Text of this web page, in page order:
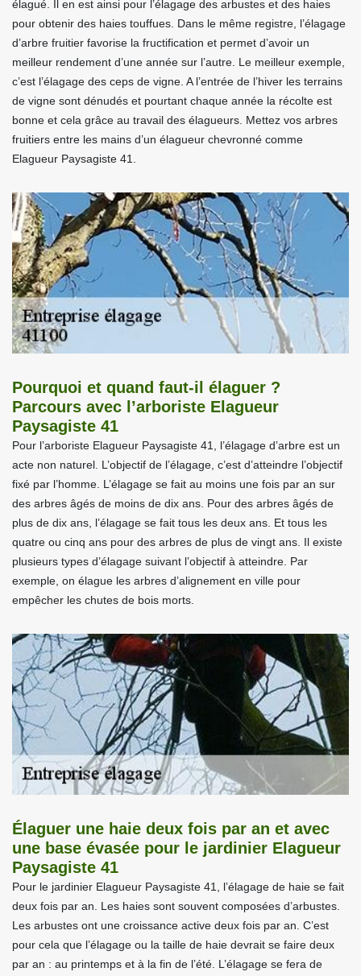
élagué. Il en est ainsi pour l’élagage des arbustes et des haies
pour obtenir des haies touffues. Dans le même registre, l’élagage
d’arbre fruitier favorise la fructification et permet d’avoir un
meilleur rendement d’une année sur l’autre. Le meilleur exemple,
c’est l’élagage des ceps de vigne. A l’entrée de l’hiver les terrains
de vigne sont dénudés et pourtant chaque année la récolte est
bonne et cela grâce au travail des élagueurs. Mettez vos arbres
fruitiers entre les mains d’un élagueur chevronné comme
Elagueur Paysagiste 41.
Pourquoi et quand faut-il élaguer ?
Parcours avec l’arboriste Elagueur
Paysagiste 41
Pour l’arboriste Elagueur Paysagiste 41, l’élagage d’arbre est un
acte non naturel. L’objectif de l’élagage, c’est d’atteindre l’objectif
fixé par l’homme. L’élagage se fait au moins une fois par an sur
des arbres âgés de moins de dix ans. Pour des arbres âgés de
plus de dix ans, l’élagage se fait tous les deux ans. Et tous les
quatre ou cinq ans pour des arbres de plus de vingt ans. Il existe
plusieurs types d’élagage suivant l’objectif à atteindre. Par
exemple, on élague les arbres d’alignement en ville pour
empêcher les chutes de bois morts.
Élaguer une haie deux fois par an et avec
une base évasée pour le jardinier Elagueur
Paysagiste 41
Pour le jardinier Elagueur Paysagiste 41, l’élagage de haie se fait
deux fois par an. Les haies sont souvent composées d’arbustes.
Les arbustes ont une croissance active deux fois par an. C’est
pour cela que l’élagage ou la taille de haie devrait se faire deux
par an : au printemps et à la fin de l’été. L’élagage se fera de